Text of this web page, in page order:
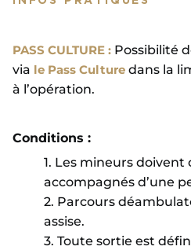
PASS CULTURE : Possibilité
via le Pass Culture dans la
à l’opération.
Conditions :
1. Les mineurs
accompagnés d’une
2. Parcours
assise.
3. Toute sortie est